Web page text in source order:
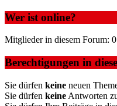
Wer ist online?
Mitglieder in diesem Forum:
Berechtigungen in
Sie dürfen keine neuen
Sie dürfen keine Antworten